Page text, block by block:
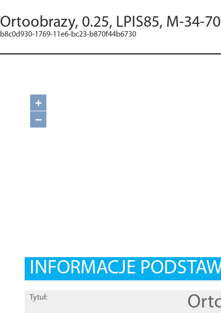
Ortoobrazy, 0.25, LPIS85, M-34-
b8c0d930-1769-11e6-bc23-b870f44b6730
+
−
INFORMACJE
Tytuł: